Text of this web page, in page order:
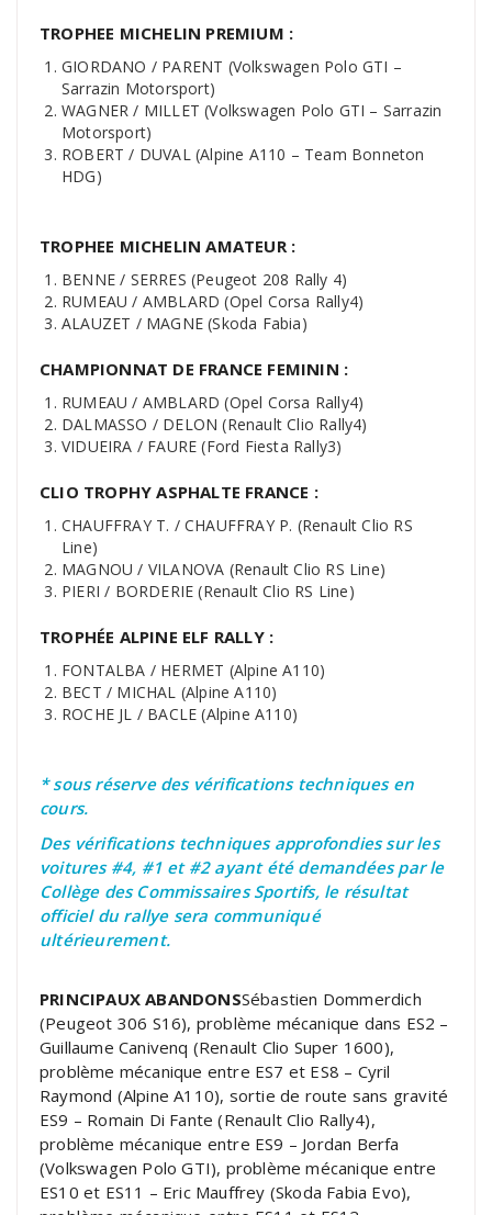
TROPHEE MICHELIN PREMIUM :
GIORDANO / PARENT (Volkswagen Polo GTI –
Sarrazin Motorsport)
WAGNER / MILLET (Volkswagen Polo GTI – Sarrazin
Motorsport)
ROBERT / DUVAL (Alpine A110 – Team Bonneton
HDG)
TROPHEE MICHELIN AMATEUR :
BENNE / SERRES (Peugeot 208 Rally 4)
RUMEAU / AMBLARD (Opel Corsa Rally4)
ALAUZET / MAGNE (Skoda Fabia)
CHAMPIONNAT DE FRANCE FEMININ :
RUMEAU / AMBLARD (Opel Corsa Rally4)
DALMASSO / DELON (Renault Clio Rally4)
VIDUEIRA / FAURE (Ford Fiesta Rally3)
CLIO TROPHY ASPHALTE FRANCE :
CHAUFFRAY T. / CHAUFFRAY P. (Renault Clio RS
Line)
MAGNOU / VILANOVA (Renault Clio RS Line)
PIERI / BORDERIE (Renault Clio RS Line)
TROPHÉE ALPINE ELF RALLY :
FONTALBA / HERMET (Alpine A110)
BECT / MICHAL (Alpine A110)
ROCHE JL / BACLE (Alpine A110)
* sous réserve des vérifications techniques en
cours.
Des vérifications techniques approfondies sur les
voitures #4, #1 et #2 ayant été demandées par le
Collège des Commissaires Sportifs, le résultat
officiel du rallye sera communiqué
ultérieurement.
PRINCIPAUX ABANDONSSébastien Dommerdich
(Peugeot 306 S16), problème mécanique dans ES2 –
Guillaume Canivenq (Renault Clio Super 1600),
problème mécanique entre ES7 et ES8 – Cyril
Raymond (Alpine A110), sortie de route sans gravité
ES9 – Romain Di Fante (Renault Clio Rally4),
problème mécanique entre ES9 – Jordan Berfa
(Volkswagen Polo GTI), problème mécanique entre
ES10 et ES11 – Eric Mauffrey (Skoda Fabia Evo),